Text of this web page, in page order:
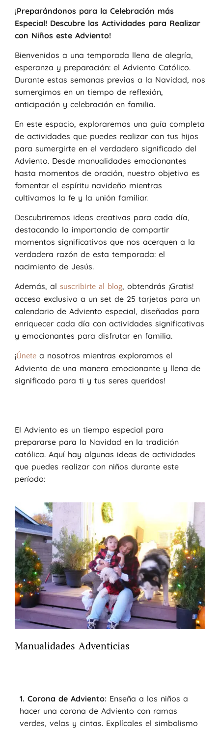
¡Preparándonos para la Celebración más
Especial! Descubre las Actividades para Realizar
con Niños este Adviento!
Bienvenidos a una temporada llena de alegría,
esperanza y preparación: el Adviento Católico.
Durante estas semanas previas a la Navidad, nos
sumergimos en un tiempo de reflexión,
anticipación y celebración en familia.
En este espacio, exploraremos una guía completa
de actividades que puedes realizar con tus hijos
para sumergirte en el verdadero significado del
Adviento. Desde manualidades emocionantes
hasta momentos de oración, nuestro objetivo es
fomentar el espíritu navideño mientras
cultivamos la fe y la unión familiar.
Descubriremos ideas creativas para cada día,
destacando la importancia de compartir
momentos significativos que nos acerquen a la
verdadera razón de esta temporada: el
nacimiento de Jesús.
Además, al suscribirte al blog, obtendrás ¡Gratis!
acceso exclusivo a un set de 25 tarjetas para un
calendario de Adviento especial, diseñadas para
enriquecer cada día con actividades significativas
y emocionantes para disfrutar en familia.
¡Únete a nosotros mientras exploramos el
Adviento de una manera emocionante y llena de
significado para ti y tus seres queridos!
El Adviento es un tiempo especial para
prepararse para la Navidad en la tradición
católica. Aquí hay algunas ideas de actividades
que puedes realizar con niños durante este
período:
Manualidades Adventicias
1. Corona de Adviento: Enseña a los niños a
hacer una corona de Adviento con ramas
verdes, velas y cintas. Explícales el simbolismo